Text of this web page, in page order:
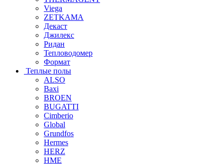
Viega
ZETKAMA
Декаст
Джилекс
Ридан
Тепловодомер
Формат
Теплые полы
ALSO
Baxi
BROEN
BUGATTI
Cimberio
Global
Grundfos
Hermes
HERZ
HME